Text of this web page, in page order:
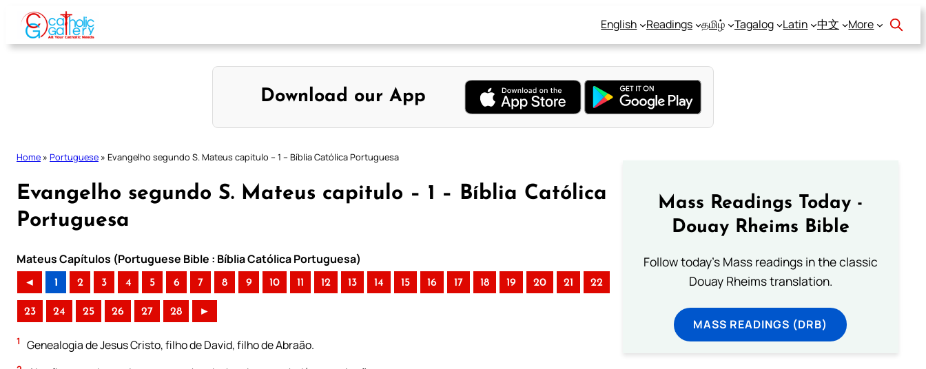
Skip
content
English Readings தமிழ் Tagalog Latin 中文 More
Download our App
Home » Portuguese » Evangelho segundo S. Mateus capitulo – 1 – Bíblia Católica Portuguesa
Evangelho segundo S. Mateus capitulo – 1 – Bíblia Católica
Portuguesa
Mateus Capítulos (Portuguese Bible : Bíblia Católica Portuguesa)
◄ 1 2 3 4 5 6 7 8 9 10 11 12 13 14 15 16 17 18 19 20 21 22
23 24 25 26 27 28 ►
1 Genealogia de Jesus Cristo, filho de David, filho de Abraão.
Mass Readings Today -
Douay Rheims Bible
Follow today's Mass readings in the classic
Douay Rheims translation.
MASS READINGS (DRB)